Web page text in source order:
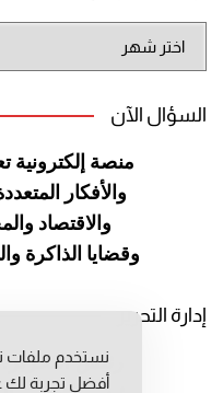
الموقع
السؤال الآن
منصة إلكترونية
والأفكار
والاقتصاد
وقضايا الذاكرة
إدارة التحرير
رئيس التحرير:
نستخدم ملفات
أفضل تجربة لك